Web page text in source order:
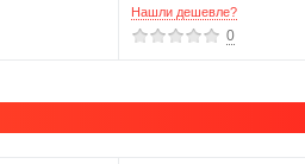
Нашли дешевле?
0